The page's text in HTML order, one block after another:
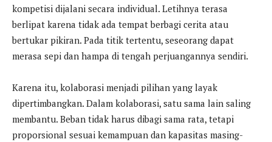
kompetisi dijalani secara individual. Letihnya terasa
berlipat karena tidak ada tempat berbagi cerita atau
bertukar pikiran. Pada titik tertentu, seseorang dapat
merasa sepi dan hampa di tengah perjuangannya sendiri.
Karena itu, kolaborasi menjadi pilihan yang layak
dipertimbangkan. Dalam kolaborasi, satu sama lain saling
membantu. Beban tidak harus dibagi sama rata, tetapi
proporsional sesuai kemampuan dan kapasitas masing-